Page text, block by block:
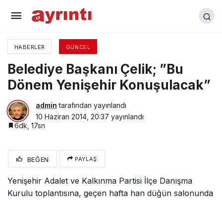
HABERLER GÜNCEL
Belediye Başkanı Çelik; ”Bu
Dönem Yenişehir Konuşulacak”
admin tarafından yayınlandı
10 Haziran 2014, 20:37 yayınlandı
6dk, 17sn
BEĞEN PAYLAŞ
Yenişehir Adalet ve Kalkınma Partisi İlçe Danışma
Kurulu toplantısına, geçen hafta han düğün salonunda
Ani ölümü şok yarattı